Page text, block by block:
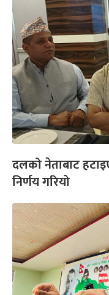
दलको नेताबाट
निर्णय गरियो